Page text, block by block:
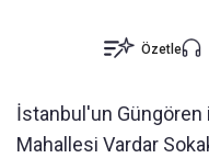
Özetle
İstanbul'un
Mahallesi Vardar